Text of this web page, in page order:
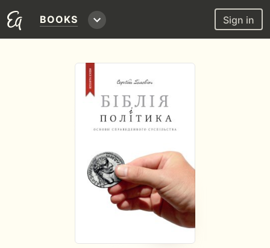
BOOKS Sign in